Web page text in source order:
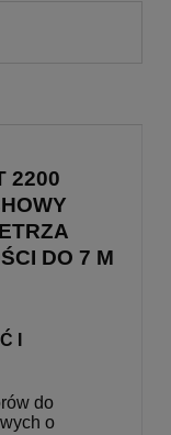
2200
DO 7 M
I
do
o